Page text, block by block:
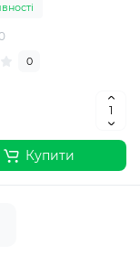
0
Купити